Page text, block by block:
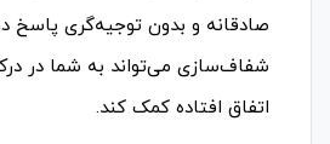
صادقانه و بدون توجیه‌گری پاسخ
شفاف‌سازی می‌تواند به شما در
اتفاق افتاده کمک کند.